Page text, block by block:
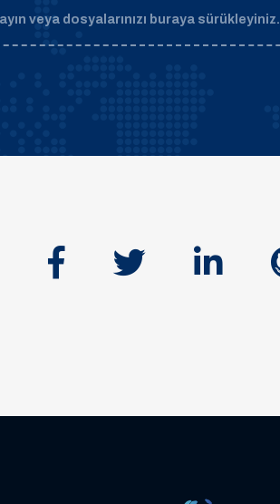
veya dosyalarınızı buraya sürükleyiniz.